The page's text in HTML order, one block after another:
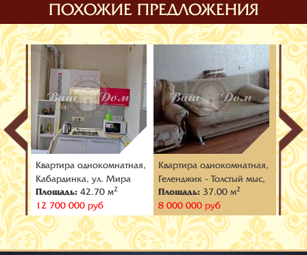
ПОХОЖИЕ ПРЕДЛОЖЕНИЯ
Квартира oднокомнатная,
Кабардинка, ул. Мира
Площадь: 42.70 м2
12 700 000 руб
Квартира oднокомнатная,
Геленджик - Толстый мыс,
ул. Леселидзе
Площадь: 37.00 м2
8 000 000 руб
пер.
13